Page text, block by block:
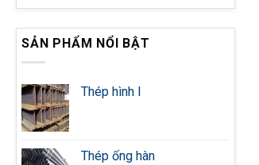
SẢN PHẨM NỔI BẬT
Thép hình I
Thép ống hàn